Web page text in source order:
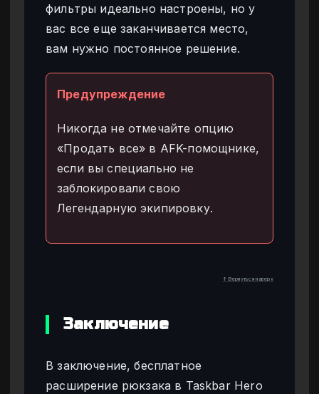
фильтры идеально настроены, но у
вас все еще заканчивается место,
вам нужно постоянное решение.
Предупреждение
Никогда не отмечайте опцию
«Продать все» в AFK-помощнике,
если вы специально не
заблокировали свою
Легендарную экипировку.
↑ Вернуться наверх
Заключение
В заключение, бесплатное
расширение рюкзака в Taskbar Hero